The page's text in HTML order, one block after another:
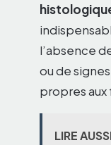
l’absence
ou de
propres aux
LIRE